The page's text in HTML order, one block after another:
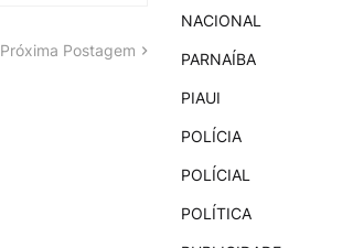
Próxima Postagem
NACIONAL
PARNAÍBA
PIAUI
POLÍCIA
POLÍCIAL
POLÍTICA